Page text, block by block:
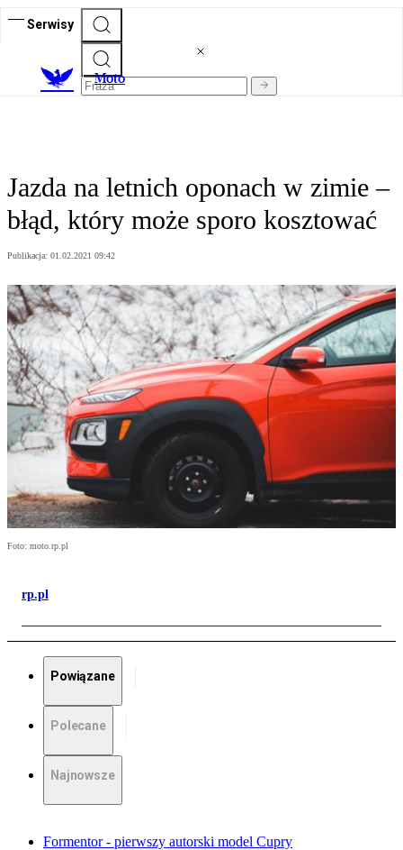
Serwisy
Moto
Jazda na letnich oponach w zimie –
błąd, który może sporo kosztować
Publikacja: 01.02.2021 09:42
Foto: moto.rp.pl
rp.pl
Powiązane
Polecane
Najnowsze
Formentor - pierwszy autorski model Cupry